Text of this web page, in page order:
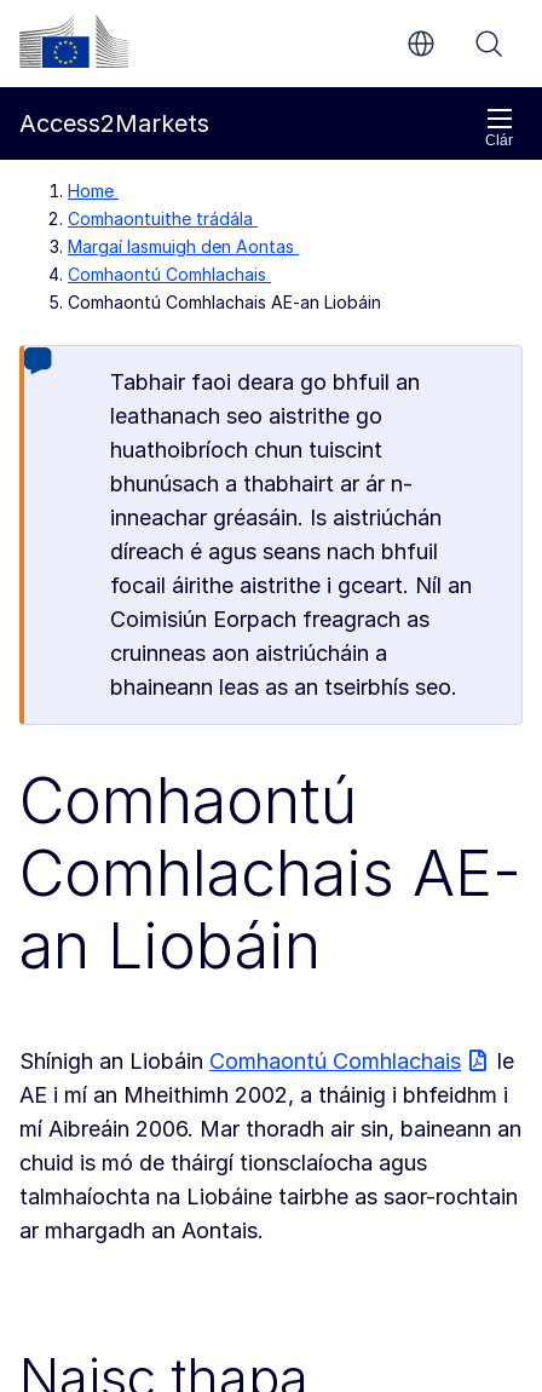
Chuig an bpríomhinneachar
Coimisiún Eorpach
Clár
Access2Markets
Home
Comhaontuithe trádála
Margaí lasmuigh den Aontas
Comhaontú Comhlachais
Comhaontú Comhlachais AE-an Liobáin
Tabhair faoi deara go bhfuil an
leathanach seo aistrithe go
huathoibríoch chun tuiscint
bhunúsach a thabhairt ar ár n-
inneachar gréasáin. Is aistriúchán
díreach é agus seans nach bhfuil
focail áirithe aistrithe i gceart. Níl an
Coimisiún Eorpach freagrach as
cruinneas aon aistriúcháin a
bhaineann leas as an tseirbhís seo.
Comhaontú
Comhlachais AE-
an Liobáin
Shínigh an Liobáin Comhaontú Comhlachais
le
AE i mí an Mheithimh 2002, a tháinig i bhfeidhm i
mí Aibreáin 2006. Mar thoradh air sin, baineann an
chuid is mó de tháirgí tionsclaíocha agus
talmhaíochta na Liobáine tairbhe as saor-rochtain
ar mhargadh an Aontais.
Naisc thapa